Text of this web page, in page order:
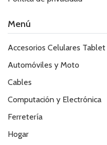
Menú
Accesorios Celulares Tablet
Automóviles y Moto
Cables
Computación y Electrónica
Ferretería
Hogar